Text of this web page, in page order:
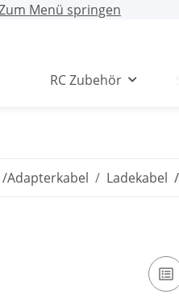
Menü springen
RC Zubehör
/Adapterkabel Ladekabel